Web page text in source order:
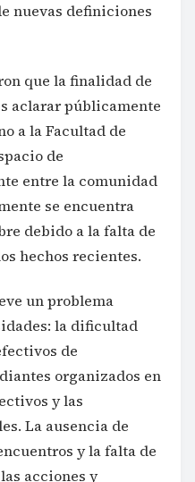
nuevas definiciones
que la finalidad de
aclarar públicamente
a la Facultad de
de
entre la comunidad
se encuentra
debido a la falta de
hechos recientes.
un problema
la dificultad
de
organizados en
y las
La ausencia de
y la falta de
acciones y